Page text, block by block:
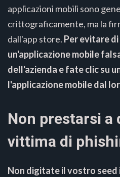
applicazioni mobili sono
crittograficamente, ma la
dall'app store. Per evitare
un'applicazione mobile
dell'azienda e fate clic su
l'applicazione mobile dal
Non prestarsi a
vittima di
Non digitate il vostro seed